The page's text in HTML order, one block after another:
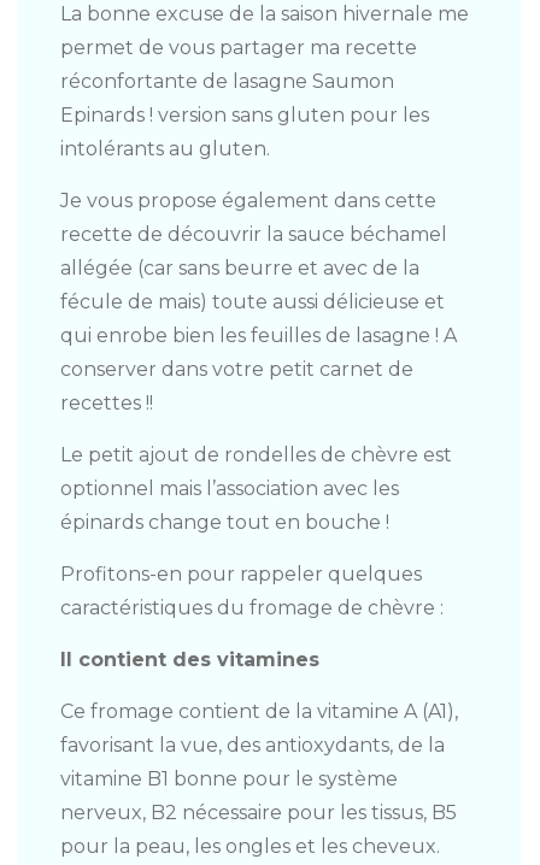
La bonne excuse de la saison hivernale me
permet de vous partager ma recette
réconfortante de lasagne Saumon
Epinards ! version sans gluten pour les
intolérants au gluten.
Je vous propose également dans cette
recette de découvrir la sauce béchamel
allégée (car sans beurre et avec de la
fécule de mais) toute aussi délicieuse et
qui enrobe bien les feuilles de lasagne ! A
conserver dans votre petit carnet de
recettes !!
Le petit ajout de rondelles de chèvre est
optionnel mais l’association avec les
épinards change tout en bouche !
Profitons-en pour rappeler quelques
caractéristiques du fromage de chèvre :
Il contient des vitamines
Ce fromage contient de la vitamine A (A1),
favorisant la vue, des antioxydants, de la
vitamine B1 bonne pour le système
nerveux, B2 nécessaire pour les tissus, B5
pour la peau, les ongles et les cheveux.